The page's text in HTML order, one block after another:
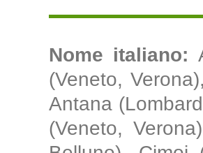
Nome italiano:
(Veneto,
Antana
(Veneto,